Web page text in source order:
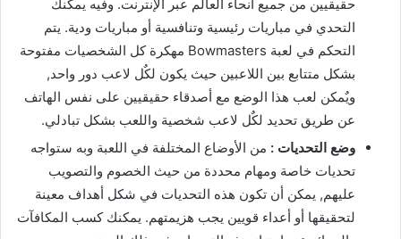
حقيقيين من جميع أنحاء العالم عبر الإنترنت. وفيه يمكنك
التحدي في مباريات رئيسية وتنافسية أو مباريات ودية. يتم
التحكم في لعبة Bowmasters مهكرة كل الشخصيات مفتوحة
بشكل متتابع بين اللاعبين حيث يكون لكٌل لاعب دور واحد,
ويٌمكن لعب هذا الوضع مع أصدقاء حقيقيين على نفس الهاتف
عن طريق تحديد لكٌل لاعب شخصية واللعب بشكل تبادلي.
وضع التحديات : من الأوضاع المختلفة في اللعبة وبه ستواجه
تحديات خاصة ومهام محددة من حيث الخصوم والتصويب
عليهم, يمكن أن تكون هذه التحديات في شكل أهداف معينة
لتحقيقها أو أعداء قويين يجب هزيمتهم. يمكنك كسب المكافآت